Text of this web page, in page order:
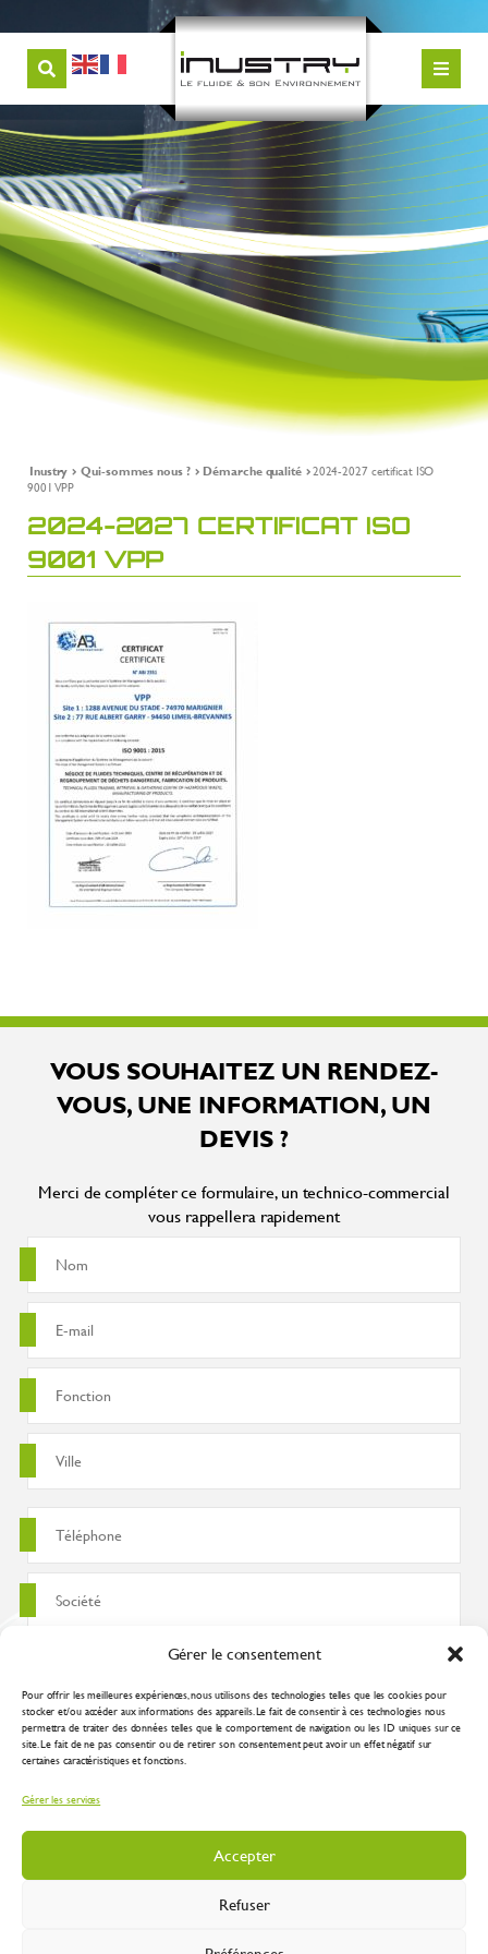
Gérer le consentement
Pour offrir les meilleures expériences, nous utilisons des technologies telles que les cookies pour
stocker et/ou accéder aux informations des appareils. Le fait de consentir à ces technologies nous
permettra de traiter des données telles que le comportement de navigation ou les ID uniques sur ce
site. Le fait de ne pas consentir ou de retirer son consentement peut avoir un effet négatif sur
certaines caractéristiques et fonctions.
Gérer les services
Accepter
Refuser
Inustry Qui-sommes nous ? Démarche qualité
2024-2027 certificat ISO
9001 VPP
2024-2027 CERTIFICAT ISO
9001 VPP
VOUS SOUHAITEZ UN RENDEZ-
VOUS, UNE INFORMATION, UN
DEVIS ?
Merci de compléter ce formulaire, un technico-commercial
vous rappellera rapidement
J'accepte que ces données soient utilisées pour traiter ma demande